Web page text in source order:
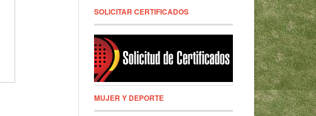
SOLICITAR CERTIFICADOS
MUJER Y DEPORTE